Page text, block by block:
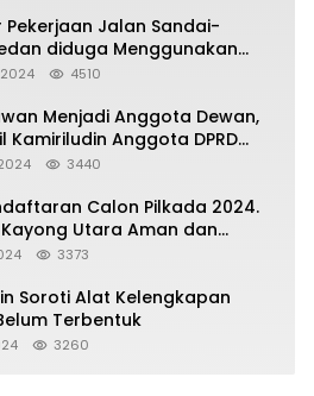
Jalan Sandai-
diduga Menggunakan
tak Berizin Resmi
4510
Menjadi Anggota Dewan,
Kamiriludin Anggota DPRD
3440
Calon Pilkada 2024.
Kayong Utara Aman dan
3373
Soroti Alat Kelengkapan
Terbentuk
3260